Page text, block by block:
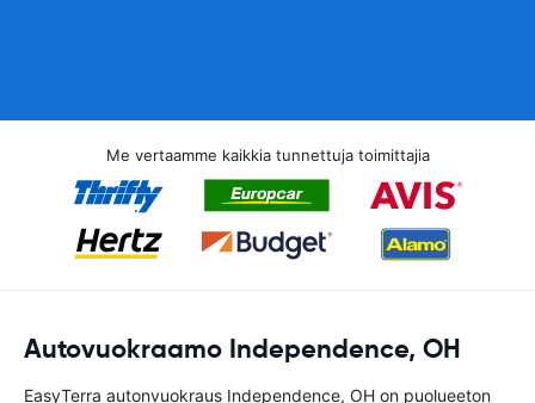
Me vertaamme kaikkia tunnettuja toimittajia
Autovuokraamo Independence, OH
EasyTerra autonvuokraus Independence, OH on puolueeton